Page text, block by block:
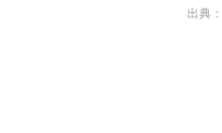
出典：